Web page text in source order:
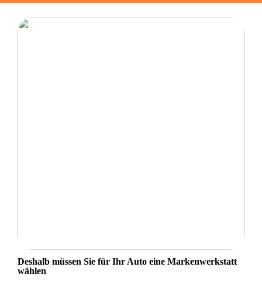
Deshalb müssen Sie für Ihr Auto eine Markenwerkstatt
wählen